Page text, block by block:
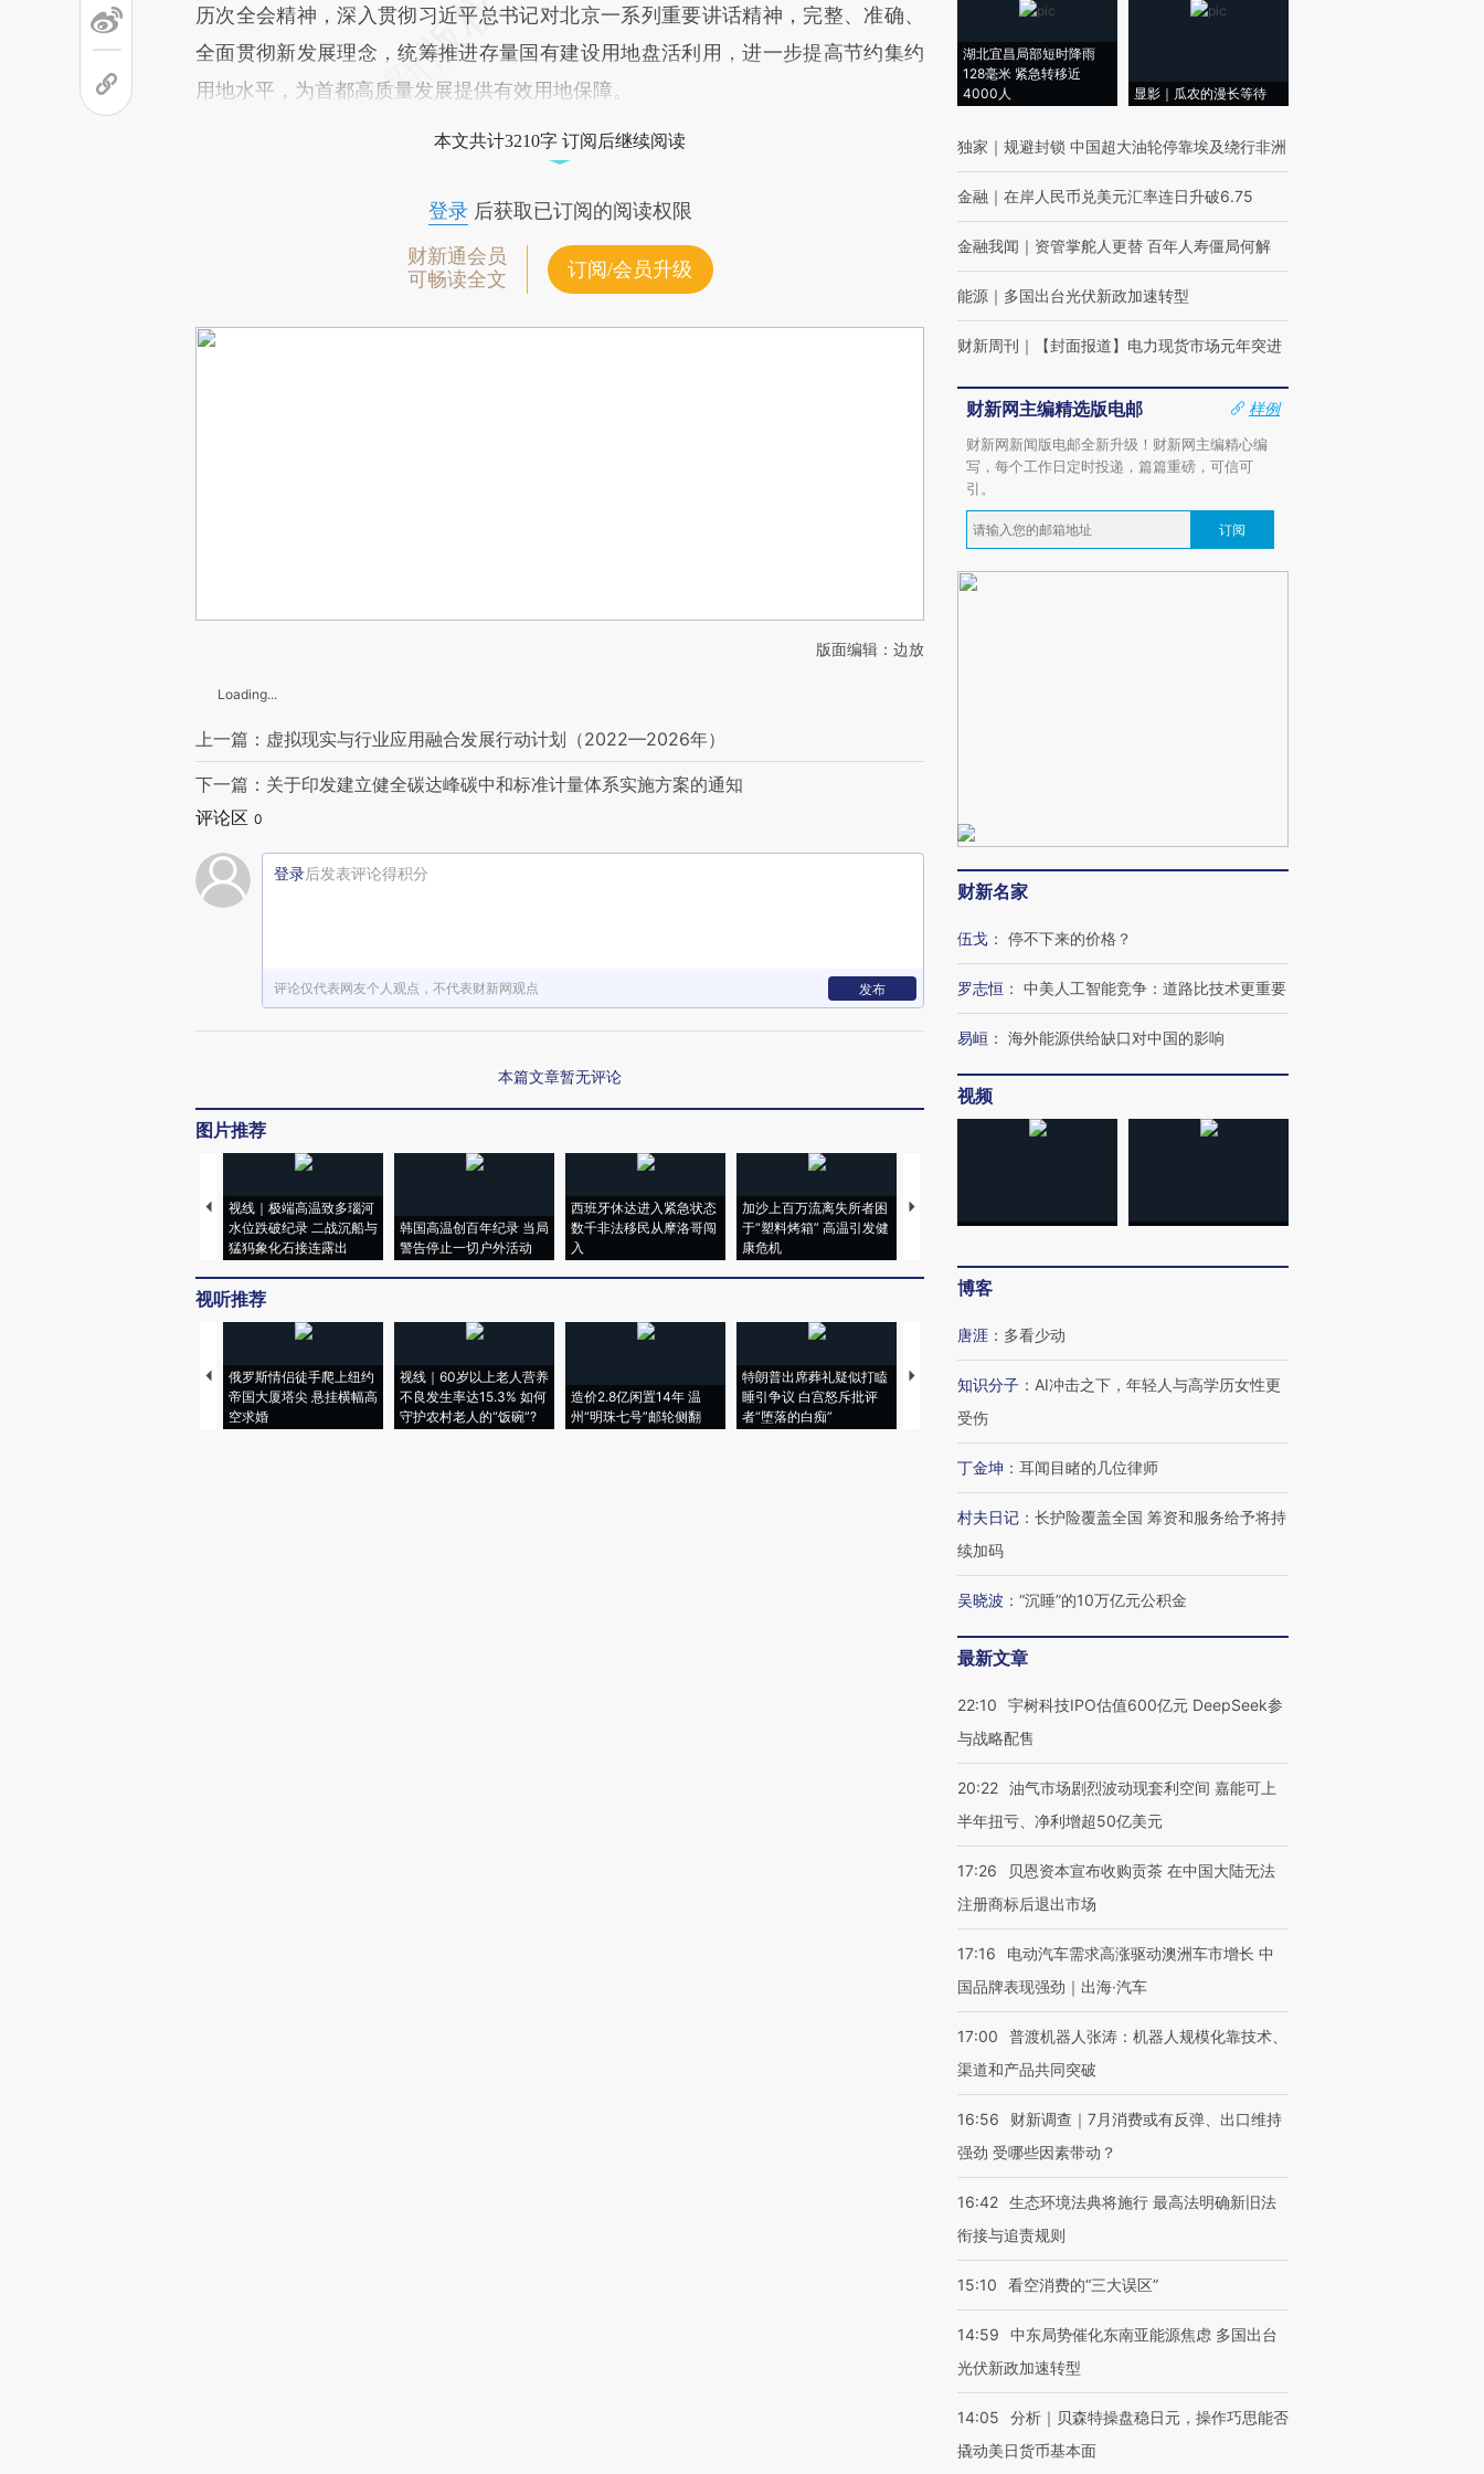
历次全会精神，深入贯彻习近平总书记对北京一系列重要讲话精神，完整、准确、
全面贯彻新发展理念，统筹推进存量国有建设用地盘活利用，进一步提高节约集约
用地水平，为首都高质量发展提供有效用地保障。
本文共计3210字 订阅后继续阅读
登录后获取已订阅的阅读权限
财新通会员
可畅读全文
订阅/会员升级
版面编辑：边放
Loading...
上一篇：虚拟现实与行业应用融合发展行动计划（2022—2026年）
下一篇：关于印发建立健全碳达峰碳中和标准计量体系实施方案的通知
评论区 0
登录后发表评论得积分
评论仅代表网友个人观点，不代表财新网观点 发布
本篇文章暂无评论
图片推荐
视线｜极端高温致多瑙河
水位跌破纪录 二战沉船与
猛犸象化石接连露出
韩国高温创百年纪录 当局
警告停止一切户外活动
西班牙休达进入紧急状态
数千非法移民从摩洛哥闯
入
加沙上百万流离失所者困
于“塑料烤箱” 高温引发健
康危机
视线｜HYROX的吸金
术：是什么让中产们甘
粒摇头丸 尿检体内含3种
度Z世代 用街头抗争将教
视听推荐
俄罗斯情侣徒手爬上纽约
帝国大厦塔尖 悬挂横幅高
空求婚
视线｜60岁以上老人营养
不良发生率达15.3% 如何
守护农村老人的“饭碗”?
造价2.8亿闲置14年 温
州“明珠七号”邮轮侧翻
特朗普出席葬礼疑似打瞌
睡引争议 白宫怒斥批评
者“堕落的白痴”
视线｜全球最热百城独占
97个 印度如何熬过48°C
38岁梅西上演帽子戏法
视线｜不考竞赛的王虹、
围棋失利的邓煜 两位菲尔
湖北宜昌局部短时降雨
128毫米 紧急转移近
4000人
显影｜瓜农的漫长等待
独家 ｜ 规避封锁 中国超大油轮停靠埃及绕行非洲
金融 ｜ 在岸人民币兑美元汇率连日升破6.75
金融我闻 ｜ 资管掌舵人更替 百年人寿僵局何解
能源 ｜ 多国出台光伏新政加速转型
财新周刊 ｜ 【封面报道】电力现货市场元年突进
财新网主编精选版电邮
样例
财新网新闻版电邮全新升级！财新网主编精心编
写，每个工作日定时投递，篇篇重磅，可信可
引。
订阅
财新名家
伍戈 ： 停不下来的价格？
罗志恒 ： 中美人工智能竞争：道路比技术更重要
易峘 ： 海外能源供给缺口对中国的影响
视频
博客
唐涯 ： 多看少动
知识分子 ： AI冲击之下，年轻人与高学历女性更
受伤
丁金坤 ： 耳闻目睹的几位律师
村夫日记 ： 长护险覆盖全国 筹资和服务给予将持
续加码
吴晓波 ： “沉睡”的10万亿元公积金
最新文章
22:10
宇树科技IPO估值600亿元 DeepSeek参
与战略配售
20:22 油气市场剧烈波动现套利空间 嘉能可上
半年扭亏、净利增超50亿美元
17:26
贝恩资本宣布收购贡茶 在中国大陆无法
注册商标后退出市场
17:16
电动汽车需求高涨驱动澳洲车市增长 中
国品牌表现强劲｜出海·汽车
17:00
普渡机器人张涛：机器人规模化靠技术、
渠道和产品共同突破
16:56
财新调查｜7月消费或有反弹、出口维持
强劲 受哪些因素带动？
16:42 生态环境法典将施行 最高法明确新旧法
衔接与追责规则
15:10 看空消费的“三大误区”
14:59
中东局势催化东南亚能源焦虑 多国出台
光伏新政加速转型
14:05
分析｜贝森特操盘稳日元，操作巧思能否
撬动美日货币基本面